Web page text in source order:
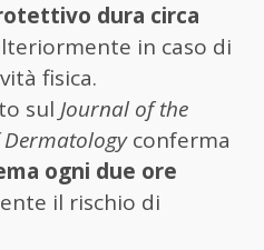
dura circa
in caso di
fisica.
sul Journal of the
conferma
ogni due ore
il rischio di